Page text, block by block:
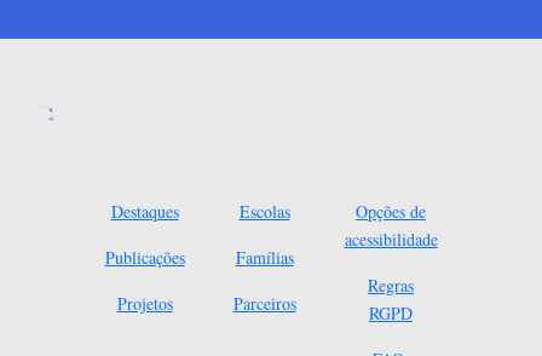
Destaques
Publicações
Projetos
Escolas
Famílias
Parceiros
Opções de
acessibilidade
Regras
RGPD